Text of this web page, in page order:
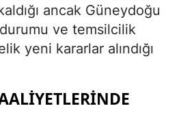
ancak Güneydoğu
ve temsilcilik
yeni kararlar alındığı